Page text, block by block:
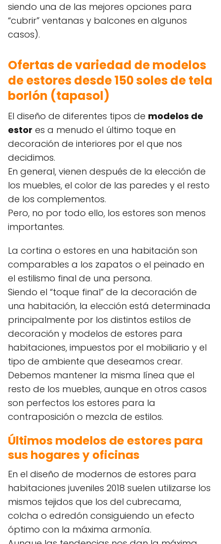
siendo una de las mejores opciones para
“cubrir” ventanas y balcones en algunos
casos).
Ofertas de variedad de modelos
de estores desde 150 soles de tela
borlón (tapasol)
El diseño de diferentes tipos de modelos de
estor es a menudo el último toque en
decoración de interiores por el que nos
decidimos.
En general, vienen después de la elección de
los muebles, el color de las paredes y el resto
de los complementos.
Pero, no por todo ello, los estores son menos
importantes.
La cortina o estores en una habitación son
comparables a los zapatos o el peinado en
el estilismo final de una persona.
Siendo el “toque final” de la decoración de
una habitación, la elección está determinada
principalmente por los distintos estilos de
decoración y modelos de estores para
habitaciones, impuestos por el mobiliario y el
tipo de ambiente que deseamos crear.
Debemos mantener la misma línea que el
resto de los muebles, aunque en otros casos
son perfectos los estores para la
contraposición o mezcla de estilos.
Últimos modelos de estores para
sus hogares y oficinas
En el diseño de modernos de estores para
habitaciones juveniles 2018 suelen utilizarse los
mismos tejidos que los del cubrecama,
colcha o edredón consiguiendo un efecto
óptimo con la máxima armonía.